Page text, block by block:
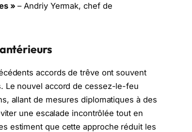
» – Andriy Yermak, chef de
accords de trêve ont souvent
Le nouvel accord de cessez-le-feu
allant de mesures diplomatiques à des
une escalade incontrôlée tout en
estiment que cette approche réduit les